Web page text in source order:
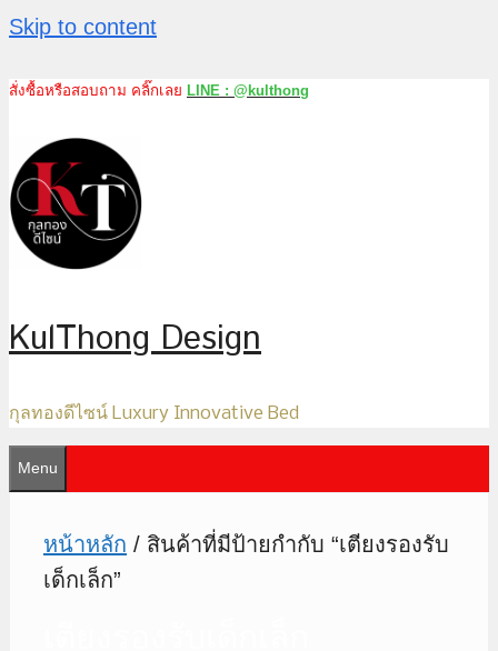
Skip to content
สั่งซื้อหรือสอบถาม คลิ๊กเลย LINE : @kulthong
KulThong Design
กุลทองดีไซน์ Luxury Innovative Bed
Menu
หน้าหลัก / สินค้าที่มีป้ายกำกับ “เตียงรองรับ
เด็กเล็ก”